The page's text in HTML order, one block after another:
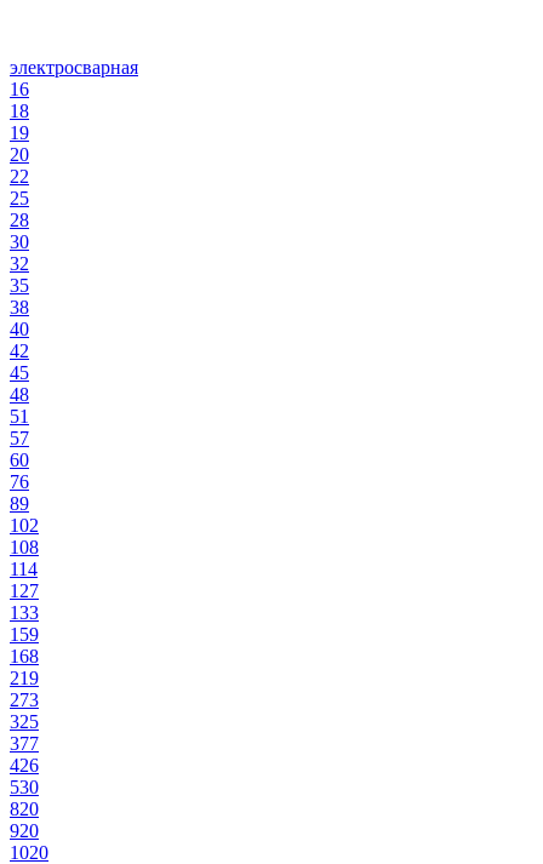
электросварная
16
18
19
20
22
25
28
30
32
35
38
40
42
45
48
51
57
60
76
89
102
108
114
127
133
159
168
219
273
325
377
426
530
820
920
1020